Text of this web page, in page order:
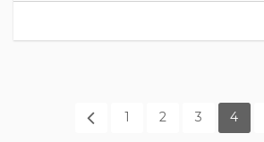
1 2 3 4